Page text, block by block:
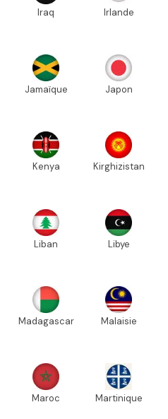
Iraq Irlande
Jamaïque Japon
Kenya Kirghizistan
Liban Libye
Madagascar Malaisie
Maroc Martinique